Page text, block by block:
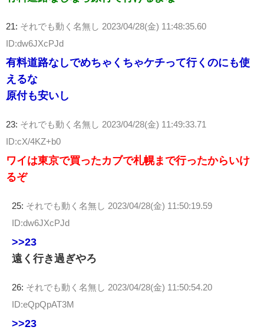
21: それでも動く名無し 2023/04/28(金) 11:48:35.60
ID:dw6JXcPJd
有料道路なしでめちゃくちゃケチって行くのにも使
えるな
原付も安いし
23: それでも動く名無し 2023/04/28(金) 11:49:33.71
ID:cX/4KZ+b0
ワイは東京で買ったカブで札幌まで行ったからいけ
るぞ
25: それでも動く名無し 2023/04/28(金) 11:50:19.59
ID:dw6JXcPJd
>>23
遠く行き過ぎやろ
26: それでも動く名無し 2023/04/28(金) 11:50:54.20
ID:eQpQpAT3M
>>23